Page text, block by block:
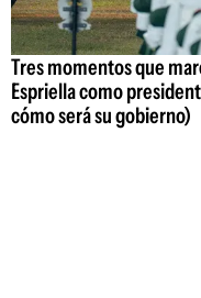
Tres momentos que
Espriella como
cómo será su gobierno)